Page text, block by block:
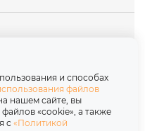
и способах
файлов
нашем сайте, вы
«cookie», а также
с «Политикой